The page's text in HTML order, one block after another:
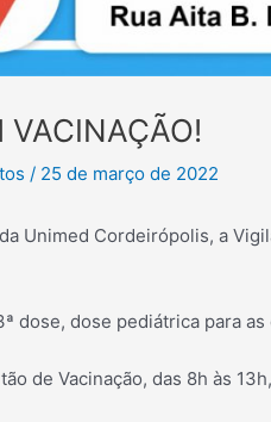
VACINAÇÃO!
/ 25 de março de 2022
Unimed Cordeirópolis, a
dose, dose pediátrica para
de Vacinação, das 8h às